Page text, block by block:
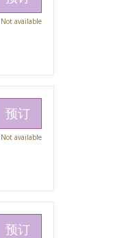
Not available
预订
Not available
预订